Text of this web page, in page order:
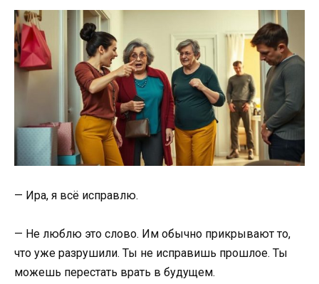
— Ира, я всё исправлю.
— Не люблю это слово. Им обычно прикрывают то,
что уже разрушили. Ты не исправишь прошлое. Ты
можешь перестать врать в будущем.